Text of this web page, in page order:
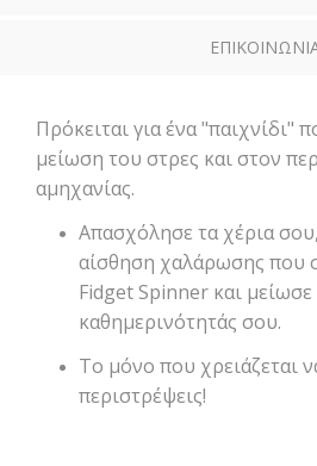
Πρόκειται για ένα "παιχνίδι"
μείωση του στρες και στον
αμηχανίας.
Απασχόλησε τα χέρια
αίσθηση χαλάρωσης που
Fidget Spinner και μείωσε
καθημερινότητάς σου.
Το μόνο που χρειάζεται
περιστρέψεις!